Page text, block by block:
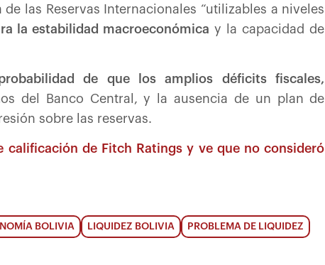
las Reservas Internacionales “utilizables a niveles
la estabilidad macroeconómica y la capacidad de
de que los amplios déficits fiscales,
del Banco Central, y la ausencia de un plan de
sobre las reservas.
calificación de Fitch Ratings y ve que no consideró
BOLIVIA LIQUIDEZ BOLIVIA PROBLEMA DE LIQUIDEZ